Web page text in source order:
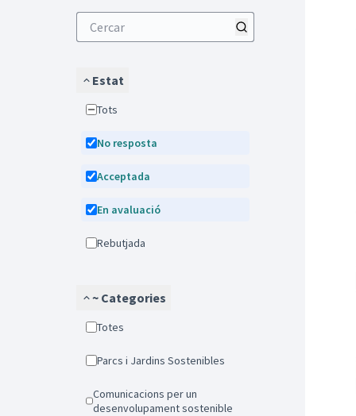
Estat
Tots
No resposta
Acceptada
En avaluació
Rebutjada
~ Categories
Totes
Parcs i Jardins Sostenibles
Comunicacions per un
desenvolupament sostenible